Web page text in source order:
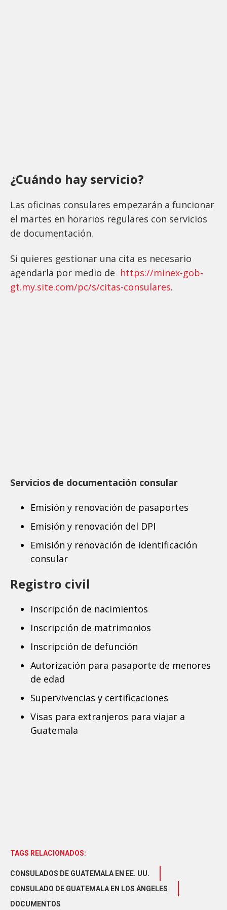
¿Cuándo hay servicio?
Las oficinas consulares empezarán a funcionar
el martes en horarios regulares con servicios
de documentación.
Si quieres gestionar una cita es necesario
agendarla por medio de https://minex-gob-
gt.my.site.com/pc/s/citas-consulares.
Servicios de documentación consular
Emisión y renovación de pasaportes
Emisión y renovación del DPI
Emisión y renovación de identificación
consular
Registro civil
Inscripción de nacimientos
Inscripción de matrimonios
Inscripción de defunción
Autorización para pasaporte de menores
de edad
Supervivencias y certificaciones
Visas para extranjeros para viajar a
Guatemala
TAGS RELACIONADOS:
CONSULADOS DE GUATEMALA EN EE. UU.
CONSULADO DE GUATEMALA EN LOS ÁNGELES
DOCUMENTOS